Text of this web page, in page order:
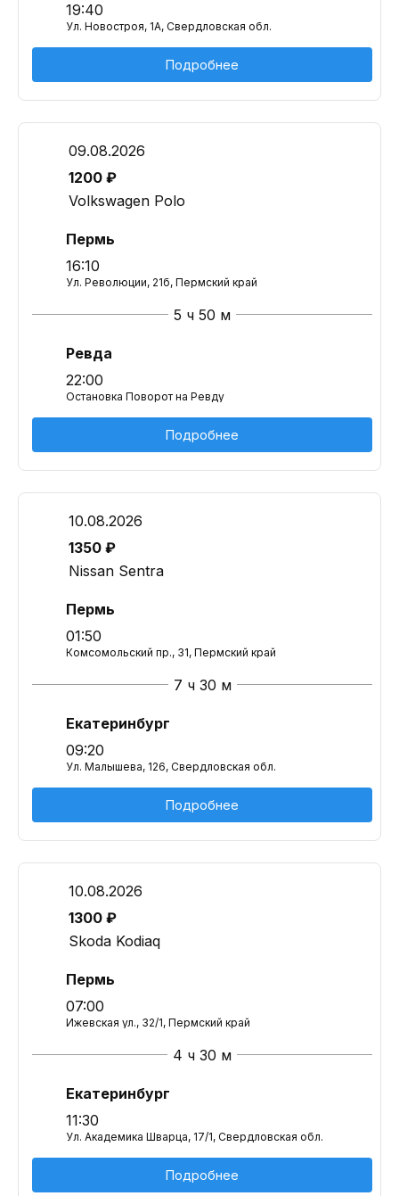
19:40
Ул. Новостроя, 1А, Свердловская обл.
Подробнее
09.08.2026
1200 ₽
Volkswagen Polo
Пермь
16:10
Ул. Революции, 21б, Пермский край
5 ч 50 м
Ревда
22:00
Остановка Поворот на Ревду
Подробнее
10.08.2026
1350 ₽
Nissan Sentra
Пермь
01:50
Комсомольский пр., 31, Пермский край
7 ч 30 м
Екатеринбург
09:20
Ул. Малышева, 126, Свердловская обл.
Подробнее
10.08.2026
1300 ₽
Skoda Kodiaq
Пермь
07:00
Ижевская ул., 32/1, Пермский край
4 ч 30 м
Екатеринбург
11:30
Ул. Академика Шварца, 17/1, Свердловская обл.
Подробнее